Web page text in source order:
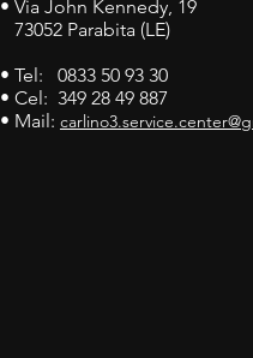
• Via John Kennedy, 19
73052 Parabita (LE)
• Tel: 0833 50 93 30
• Cel: 349 28 49 887
• Mail: